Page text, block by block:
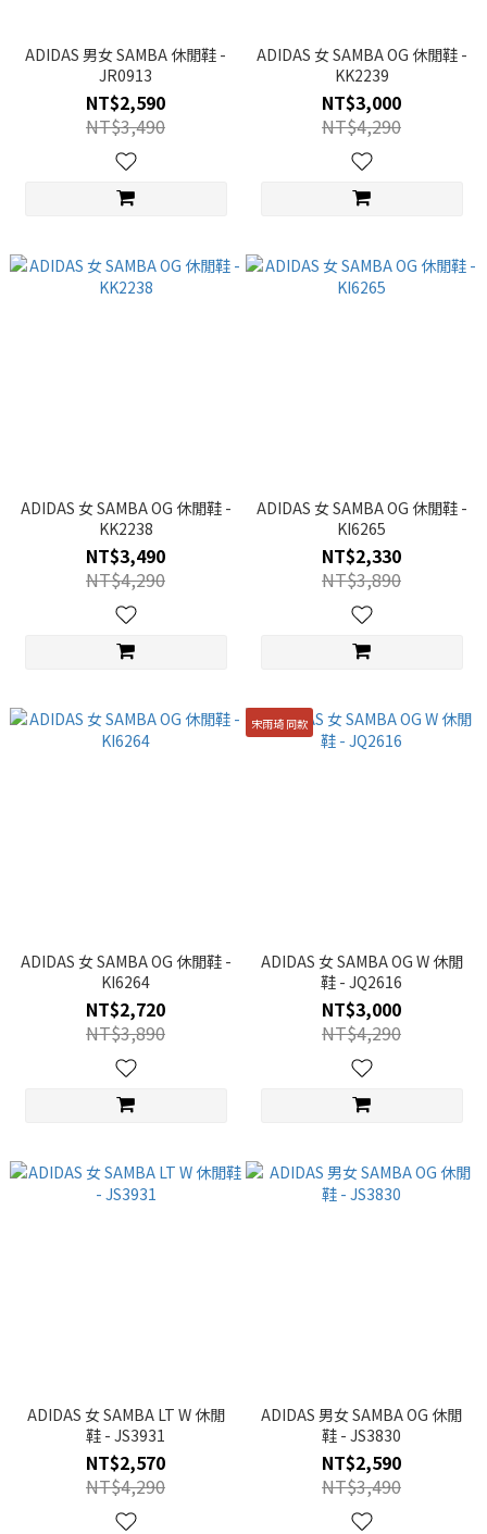
ADIDAS 男女 SAMBA 休閒鞋 -
JR0913
NT$2,590
NT$3,490
ADIDAS 女 SAMBA OG 休閒鞋 -
KK2239
NT$3,000
NT$4,290
ADIDAS 女 SAMBA OG 休閒鞋 -
KK2238
NT$3,490
NT$4,290
ADIDAS 女 SAMBA OG 休閒鞋 -
KI6265
NT$2,330
NT$3,890
ADIDAS 女 SAMBA OG 休閒鞋 -
KI6264
NT$2,720
NT$3,890
宋雨琦 同款
ADIDAS 女 SAMBA OG W 休閒
鞋 - JQ2616
NT$3,000
NT$4,290
ADIDAS 女 SAMBA LT W 休閒
鞋 - JS3931
NT$2,570
NT$4,290
ADIDAS 男女 SAMBA OG 休閒
鞋 - JS3830
NT$2,590
NT$3,490